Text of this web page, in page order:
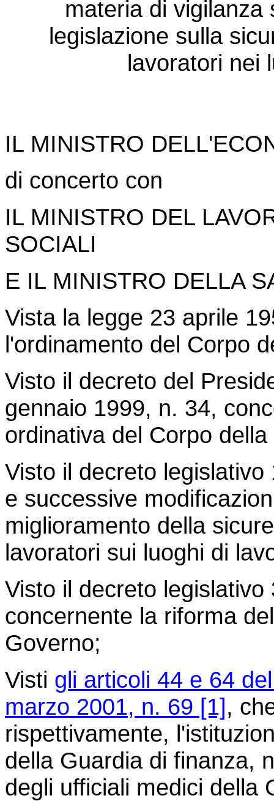
materia di vigilanza
legislazione sulla
lavoratori nei
IL MINISTRO
di concerto con
IL MINISTRO DEL
SOCIALI
E IL MINISTRO DELLA
Vista la legge 23 aprile
l'ordinamento del Corpo
Visto il decreto del
gennaio 1999, n. 34,
ordinativa del Corpo
Visto il decreto
e successive
miglioramento della
lavoratori sui luoghi di
Visto il decreto
concernente la riforma
Governo;
Visti gli articoli 44 e 64
marzo 2001, n. 69 [1],
rispettivamente,
della Guardia di finanza,
degli ufficiali medici della